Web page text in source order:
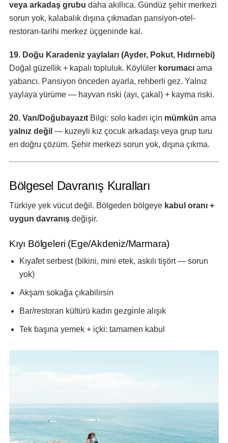
veya arkadaş grubu daha akıllıca. Gündüz şehir merkezi
sorun yok, kalabalık dışına çıkmadan pansiyon-otel-
restoran-tarihi merkez üçgeninde kal.
19. Doğu Karadeniz yaylaları (Ayder, Pokut, Hıdırnebi)
Doğal güzellik + kapalı topluluk. Köylüler korumacı ama
yabancı. Pansiyon önceden ayarla, rehberli gez. Yalnız
yaylaya yürüme — hayvan riski (ayı, çakal) + kayma riski.
20. Van/Doğubayazıt Bilgi: solo kadın için mümkün ama
yalnız değil — kuzeyli kız çocuk arkadaşı veya grup turu
en doğru çözüm. Şehir merkezi sorun yok, dışına çıkma.
Bölgesel Davranış Kuralları
Türkiye yek vücut değil. Bölgeden bölgeye kabul oranı +
uygun davranış değişir.
Kıyı Bölgeleri (Ege/Akdeniz/Marmara)
Kıyafet serbest (bikini, mini etek, askılı tişört — sorun
yok)
Akşam sokağa çıkabilirsin
Bar/restoran kültürü kadın gezginle alışık
Tek başına yemek + içki: tamamen kabul